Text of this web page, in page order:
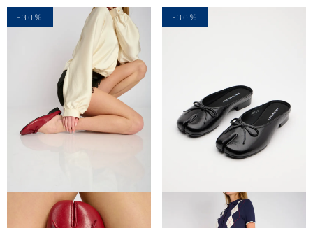
-30%
-30%